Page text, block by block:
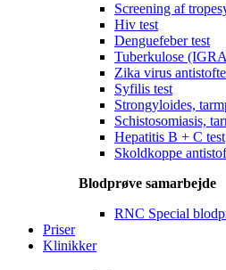
Screening af
Hiv test
Denguefeber test
Tuberkulose
Zika virus
Syfilis test
Strongyloides,
Schistosomiasis,
Hepatitis B + C test
Skoldkoppe
Blodprøve samarbejde
RNC Special
Priser
Klinikker